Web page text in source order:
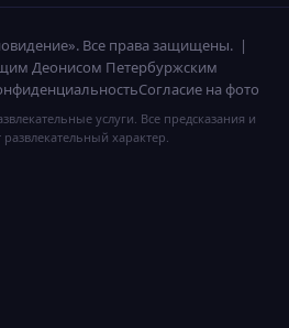
Все права защищены. |
Деонисом Петербуржским
Согласие на фото
услуги. Все предсказания и
развлекательный характер.